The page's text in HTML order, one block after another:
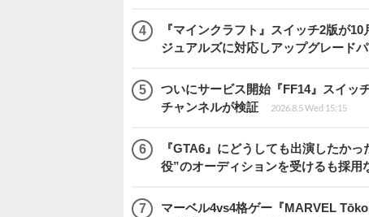
『マインクラフト』スイッチ2版が
ジュアルズに対応しアップグレード
ついにサービス開始『FF14』スイッ
チャンネルが検証
2026.8.5 Wed 15:15
『GTA6』にどうしても出演したか
役”のオーディションを受けるも採用
マーベル4vs4格ゲー『MARVEL